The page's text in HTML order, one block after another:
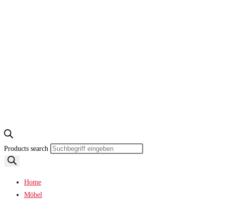
Products search
Home
Möbel